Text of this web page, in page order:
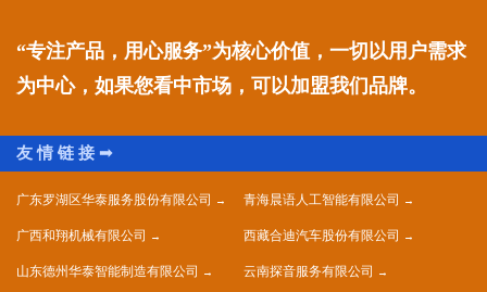
“专注产品，用心服务”为核心价值，一切以用户需求
为中心，如果您看中市场，可以加盟我们品牌。
广东罗湖区华泰服务股份有限公司 青海晨语人工智能有限公司
广西和翔机械有限公司 西藏合迪汽车股份有限公司
山东德州华泰智能制造有限公司 云南探音服务有限公司